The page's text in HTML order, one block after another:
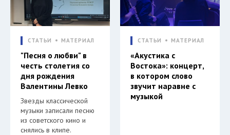
СТАТЬИ МАТЕРИАЛ
"Песня о любви" в
честь столетия со
дня рождения
Валентины Левко
Звезды классической
музыки записали песню
из советского кино и
снялись в клипе.
СТАТЬИ МАТЕРИАЛ
«Акустика с
Востока»: концерт,
в котором слово
звучит наравне с
музыкой